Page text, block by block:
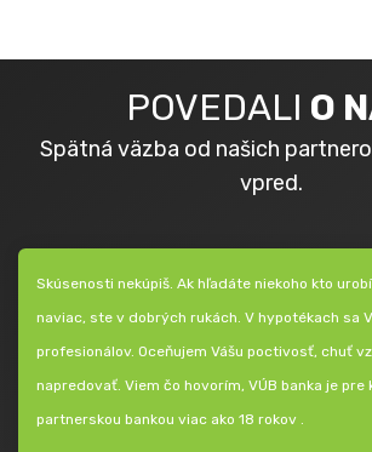
POVEDALI O
Spätná väzba od našich
vpred.
Skúsenosti nekúpiš. Ak hľadáte niekoho kto
naviac, ste v dobrých rukách. V hypotékach sa
profesionálov. Oceňujem Vášu poctivosť, chuť
napredovať. Viem čo hovorím, VÚB banka je pre
partnerskou bankou viac ako 18 rokov .